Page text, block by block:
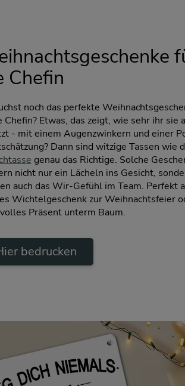
Chefin
noch das perfekte
Chefin? Etwas, das zeigt, wie sehr ihr sie
- mit einem Augenzwinkern und einer
Dann sind witzige Tassen wie
genau das Richtige. Solche
nicht nur ein Lächeln ins Gesicht,
auch das Wir-Gefühl im Team. Perfekt
Wichtelgeschenk zur Weihnachtsfeier
Präsent unterm Baum.
bedrucken